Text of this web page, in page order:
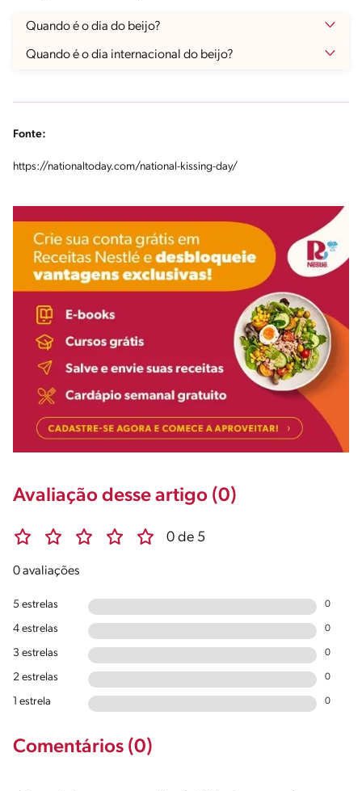
Quando é o dia do beijo?
Quando é o dia internacional do beijo?
Fonte:
https://nationaltoday.com/national-kissing-day/
Avaliação desse artigo (0)
0 de 5
0 avaliações
5 estrelas 0
4 estrelas 0
3 estrelas 0
2 estrelas 0
1 estrela 0
Comentários (0)